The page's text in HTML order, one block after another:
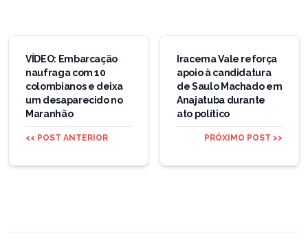
Navegação
Post
VÍDEO: Embarcação
naufraga com 10
colombianos e deixa
um desaparecido no
Maranhão
<< POST ANTERIOR
Iracema Vale reforça
apoio à candidatura
de Saulo Machado em
Anajatuba durante
ato político
PRÓXIMO POST >>